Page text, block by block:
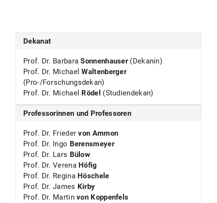
Dekanat
Prof. Dr. BarbaraSonnenhauser(Dekanin)
Prof. Dr. MichaelWaltenberger
(Pro-/Forschungsdekan)
Prof. Dr. Michael Rödel (Studiendekan)
Professorinnen und Professoren
Prof. Dr. Friedervon Ammon
Prof. Dr. Ingo Berensmeyer
Prof. Dr. Lars Bülow
Prof. Dr. Verena Höfig
Prof. Dr. Regina Höschele
Prof. Dr. James Kirby
Prof. Dr. Martinvon Koppenfels